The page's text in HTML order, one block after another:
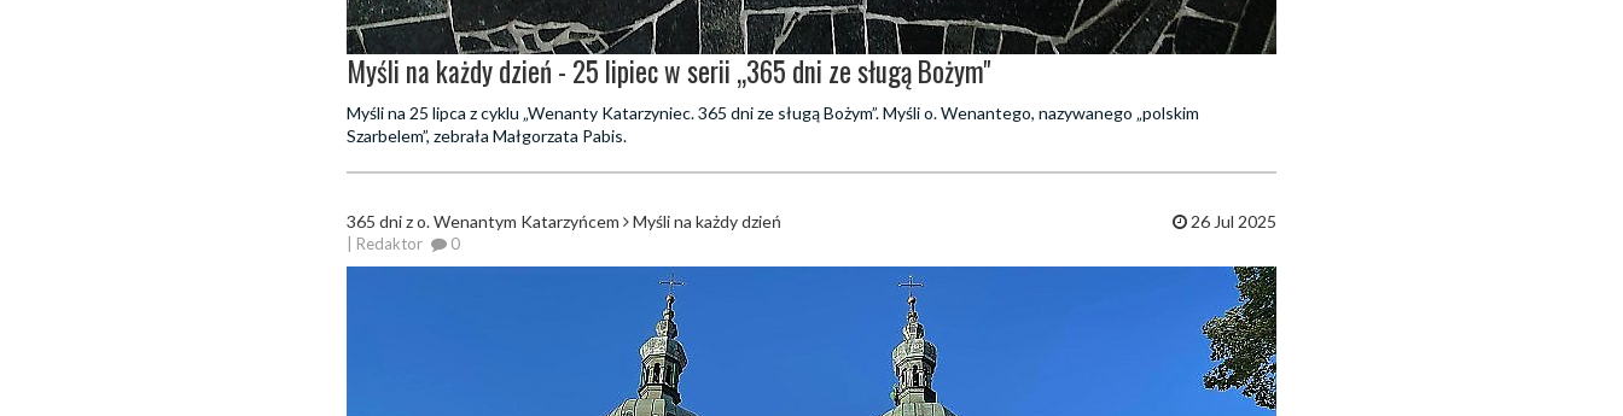
Myśli na każdy dzień - 25 lipiec w serii „365 dni ze sługą Bożym"
Myśli na 25 lipca z cyklu „Wenanty Katarzyniec. 365 dni ze sługą Bożym”. Myśli o. Wenantego, nazywanego „polskim
Szarbelem”, zebrała Małgorzata Pabis.
365 dni z o. Wenantym Katarzyńcem Myśli na każdy dzień
| Redaktor 0
26 Jul 2025